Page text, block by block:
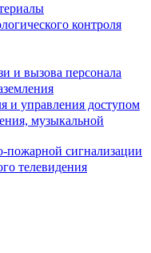
контроля
и вызова персонала
и управления доступом
музыкальной
пожарной сигнализации
телевидения